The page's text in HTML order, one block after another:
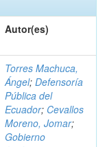
Autor(es)
Torres Machuca,
Ángel; Defensoría
Pública del
Ecuador; Cevallos
Moreno, Jomar;
Gobierno